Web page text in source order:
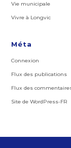
Vie municipale
Vivre à Longvic
Méta
Connexion
Flux des publications
Flux des
Site de WordPress-FR